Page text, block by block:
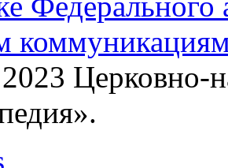
Церковно-